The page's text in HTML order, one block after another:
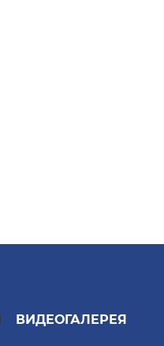
ВИДЕОГАЛЕРЕЯ